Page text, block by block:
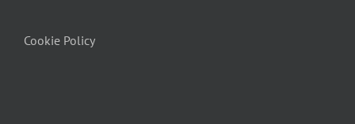
Cookie Policy